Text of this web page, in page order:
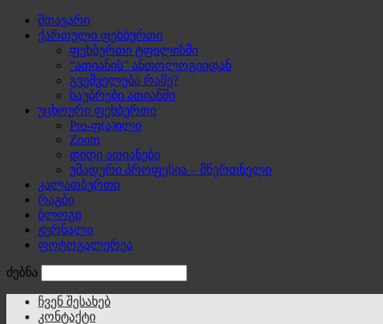
მთავარი
ქართული ფეხბურთი
ფეხბურთი ტფილისში
“ათიანის” ანთოლოგიიდან
გვეშველება რამე?
საუბრები ათიანში
უცხოური ფეხბურთი
Pro-ფ(ა)ილი
Zoom
დიდი ათიანები
უმადური პროფესია – მწვრთნელი
კალათბურთი
რაგბი
ბლოგი
ჟურნალი
ფოტოგალერეა
ძებნა
ჩვენ შესახებ
კონტაქტი